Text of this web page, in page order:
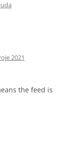
2021
the feed is